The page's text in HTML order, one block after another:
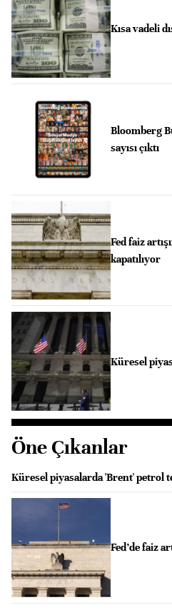
Kısa vadeli
Bloomberg
sayısı çıktı
Fed faiz
kapatılıyor
Küresel
Öne Çıkanlar
Küresel piyasalarda 'Brent' petrol
Fed’de faiz